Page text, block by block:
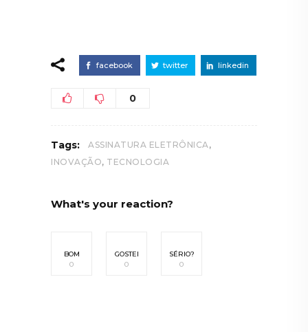
facebook twitter linkedin
0
Tags: ASSINATURA ELETRÔNICA ,
INOVAÇÃO, TECNOLOGIA
What's your reaction?
BOM
0
GOSTEI
0
SÉRIO?
0